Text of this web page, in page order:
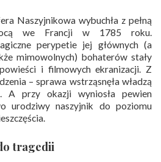
Naszyjnikowa wybuchła z pełną
we Francji w 1785 roku.
perypetie jej głównych (a
mimowolnych) bohaterów stały
i filmowych ekranizacji. Z
– sprawa wstrząsnęła władzą
A przy okazji wyniosła pewien
urodziwy naszyjnik do poziomu
tragedii